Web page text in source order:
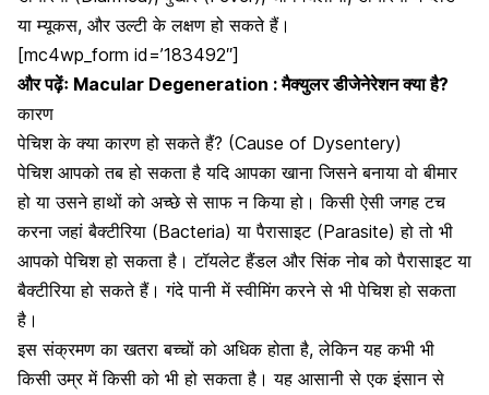
या म्यूकस, औरउल्टी के लक्षण हो सकते हैं।
[mc4wp_form id=’183492″]
और पढ़ेंः Macular Degeneration : मैक्युलर डीजेनेरेशन क्या है?
कारण
पेचिश के क्या कारण हो सकते हैं? (Cause of Dysentery)
पेचिश आपको तब हो सकता है यदि आपका खाना जिसने बनाया वो बीमार
हो या उसने हाथों को अच्छे से साफ न किया हो। किसी ऐसी जगह टच
करना जहां बैक्टीरिया (Bacteria) या पैरासाइट (Parasite) हो तो भी
आपको पेचिश हो सकता है। टॉयलेट हैंडल और सिंक नोब को पैरासाइट या
बैक्टीरिया हो सकते हैं। गंदे पानी में स्वीमिंग करने से भी पेचिश हो सकता
है।
इस संक्रमण का खतरा बच्चों को अधिक होता है, लेकिन यह कभी भी
किसी उम्र में किसी को भी हो सकता है। यह आसानी से एक इंसान से